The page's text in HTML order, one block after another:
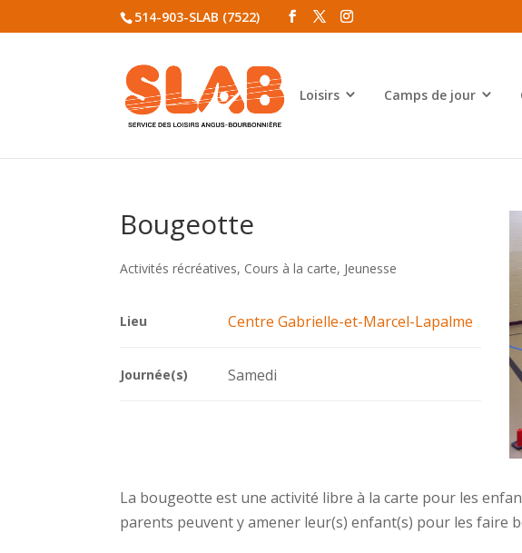
514-903-SLAB (7522)
Loisirs Camps de jour
Bougeotte
Activités récréatives, Cours à la carte, Jeunesse
Lieu Centre Gabrielle-et-Marcel-Lapalme
Journée(s) Samedi
La bougeotte est une activité libre à la carte pour les
parents peuvent y amener leur(s) enfant(s) pour les faire